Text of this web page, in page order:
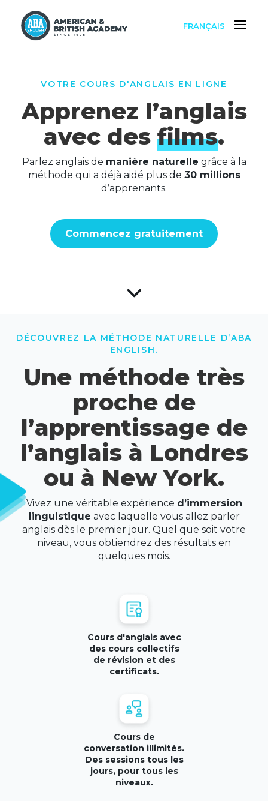
FRANÇAIS
VOTRE COURS D'ANGLAIS EN LIGNE
Apprenez l’anglais
avec des films.
Parlez anglais de manière naturelle grâce à la
méthode qui a déjà aidé plus de 30 millions
d’apprenants.
Commencez gratuitement
DÉCOUVREZ LA MÉTHODE NATURELLE D’ABA
ENGLISH.
Une méthode très
proche de
l’apprentissage de
l’anglais à Londres
ou à New York.
Vivez une véritable expérience d’immersion
linguistique avec laquelle vous allez parler
anglais dès le premier jour. Quel que soit votre
niveau, vous obtiendrez des résultats en
quelques mois.
Cours d'anglais avec
des cours collectifs
de révision et des
certificats.
Cours de
conversation illimités.
Des sessions tous les
jours, pour tous les
niveaux.